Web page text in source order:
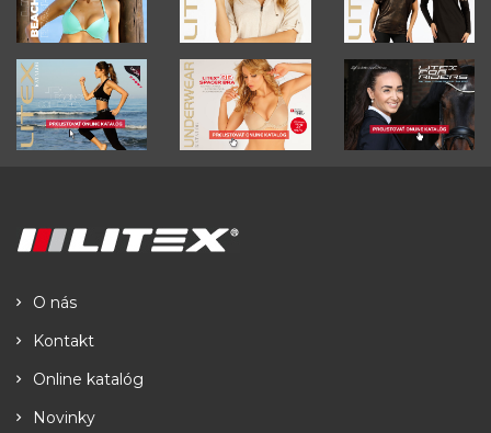
O nás
Kontakt
Online katalóg
Novinky